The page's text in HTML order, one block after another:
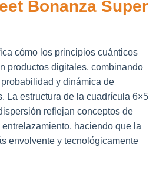
Bonanza Super
cómo los principios cuánticos
productos digitales, combinando
y dinámica de
La estructura de la cuadrícula 6×5
reflejan conceptos de
haciendo que la
envolvente y tecnológicamente